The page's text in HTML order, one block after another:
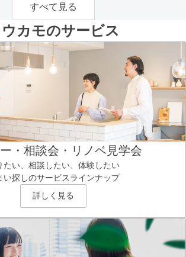
すべて見る
ウカモのサービス
・相談会・リノベ見学会
たい、相談したい、体験したい
い探しのサービスラインナップ
詳しく見る